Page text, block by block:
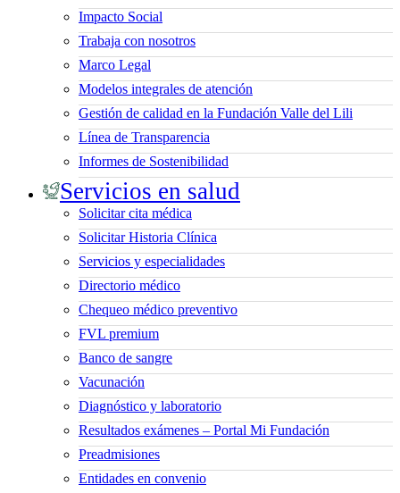
Impacto Social
Trabaja con nosotros
Marco Legal
Modelos integrales de atención
Gestión de calidad en la Fundación Valle del Lili
Línea de Transparencia
Informes de Sostenibilidad
Servicios en salud
Solicitar cita médica
Solicitar Historia Clínica
Servicios y especialidades
Directorio médico
Chequeo médico preventivo
FVL premium
Banco de sangre
Vacunación
Diagnóstico y laboratorio
Resultados exámenes – Portal Mi Fundación
Preadmisiones
Entidades en convenio